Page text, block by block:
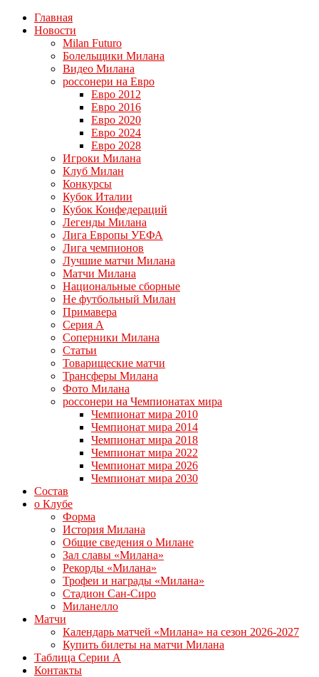
Главная
Новости
Milan Futuro
Болельщики Милана
Видео Милана
россонери на Евро
Евро 2012
Евро 2016
Евро 2020
Евро 2024
Евро 2028
Игроки Милана
Клуб Милан
Конкурсы
Кубок Италии
Кубок Конфедераций
Легенды Милана
Лига Европы УЕФА
Лига чемпионов
Лучшие матчи Милана
Матчи Милана
Национальные сборные
Не футбольный Милан
Примавера
Серия А
Соперники Милана
Статьи
Товарищеские матчи
Трансферы Милана
Фото Милана
россонери на Чемпионатах мира
Чемпионат мира 2010
Чемпионат мира 2014
Чемпионат мира 2018
Чемпионат мира 2022
Чемпионат мира 2026
Чемпионат мира 2030
Состав
о Клубе
Форма
История Милана
Общие сведения о Милане
Зал славы «Милана»
Рекорды «Милана»
Трофеи и награды «Милана»
Стадион Сан-Сиро
Миланелло
Матчи
Календарь матчей «Милана» на сезон 2026-2027
Купить билеты на матчи Милана
Таблица Серии А
Контакты